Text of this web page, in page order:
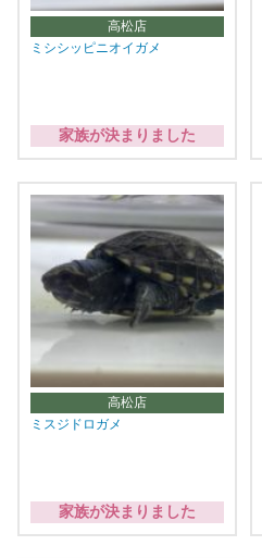
高松店
ミシシッピニオイガメ
家族が決まりました
高松店
ミスジドロガメ
家族が決まりました